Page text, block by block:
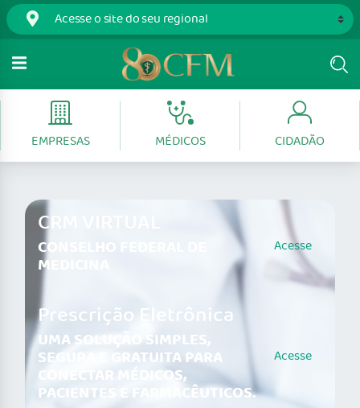
EMPRESAS MÉDICOS CIDADÃO
CRM VIRTUAL
CONSELHO FEDERAL DE
MEDICINA
Acesse
Prescrição Eletrônica
UMA SOLUÇÃO SIMPLES,
SEGURA E GRATUITA PARA
CONECTAR MÉDICOS,
PACIENTES E FARMACÊUTICOS.
Acesse